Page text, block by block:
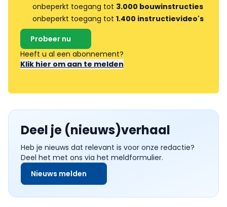
onbeperkt toegang tot 3.000 bouwinstructies
onbeperkt toegang tot 1.400 instructievideo's
Probeer nu
Heeft u al een abonnement?
Klik hier om aan te melden
Deel je (nieuws)verhaal
Heb je nieuws dat relevant is voor onze redactie?
Deel het met ons via het meldformulier.
Nieuws melden